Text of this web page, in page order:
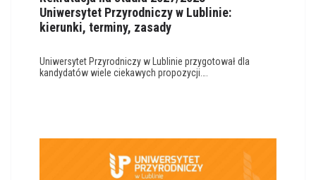
Uniwersytet Przyrodniczy w Lublinie:
kierunki, terminy, zasady
Uniwersytet Przyrodniczy w Lublinie przygotował dla
kandydatów wiele ciekawych propozycji….